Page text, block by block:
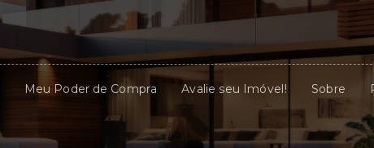
Meu Poder de Compra Avalie seu Imóvel! Sobre